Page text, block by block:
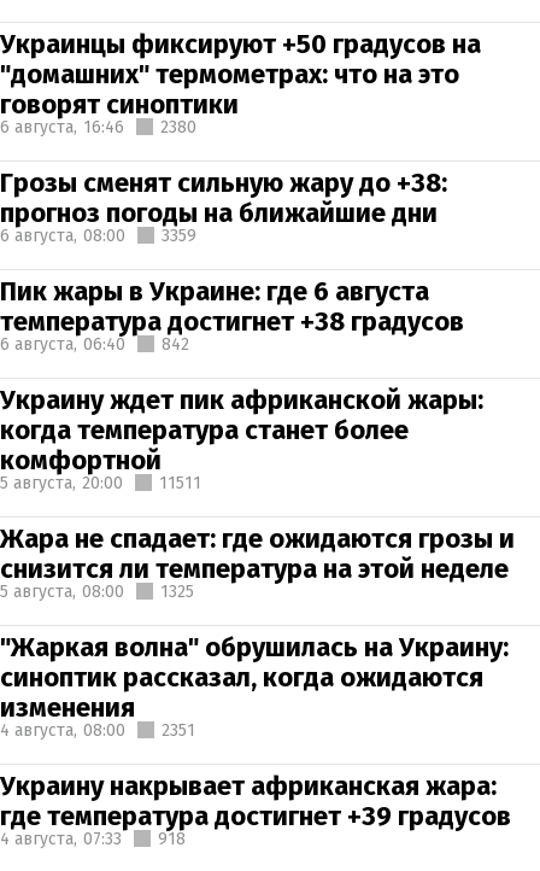
Украинцы фиксируют +50 градусов на
"домашних" термометрах: что на это
говорят синоптики
6 августа, 16:46 2380
Грозы сменят сильную жару до +38:
прогноз погоды на ближайшие дни
6 августа, 08:00 3359
Пик жары в Украине: где 6 августа
температура достигнет +38 градусов
6 августа, 06:40 842
Украину ждет пик африканской жары:
когда температура станет более
комфортной
5 августа, 20:00 11511
Жара не спадает: где ожидаются грозы и
снизится ли температура на этой неделе
5 августа, 08:00 1325
"Жаркая волна" обрушилась на Украину:
синоптик рассказал, когда ожидаются
изменения
4 августа, 08:00 2351
Украину накрывает африканская жара:
где температура достигнет +39 градусов
4 августа, 07:33 918